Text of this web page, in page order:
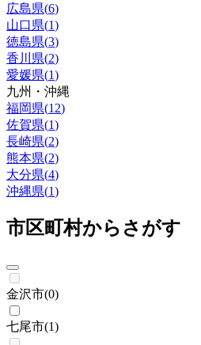
広島県(6)
山口県(1)
徳島県(3)
香川県(2)
愛媛県(1)
九州・沖縄
福岡県(12)
佐賀県(1)
長崎県(2)
熊本県(2)
大分県(4)
沖縄県(1)
市区町村からさがす
金沢市(0)
七尾市(1)